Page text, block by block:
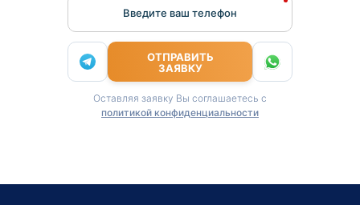
Введите ваш телефон
ОТПРАВИТЬ
ЗАЯВКУ
Оставляя заявку Вы соглашаетесь с
политикой конфиденциальности